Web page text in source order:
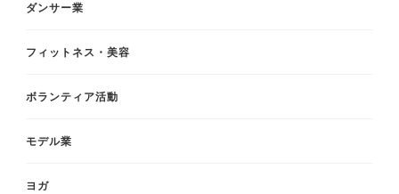
ダンサー業
フィットネス・美容
ボランティア活動
モデル業
ヨガ